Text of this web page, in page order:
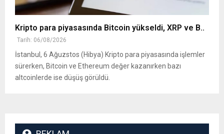
Kripto para piyasasında Bitcoin yükseldi, XRP ve B..
Tarih: 06/08/2026
İstanbul, 6 Ağuzstos (Hibya) Kripto para piyasasında işlemler
sürerken, Bitcoin ve Ethereum değer kazanırken bazı
altcoinlerde ise düşüş görüldü.